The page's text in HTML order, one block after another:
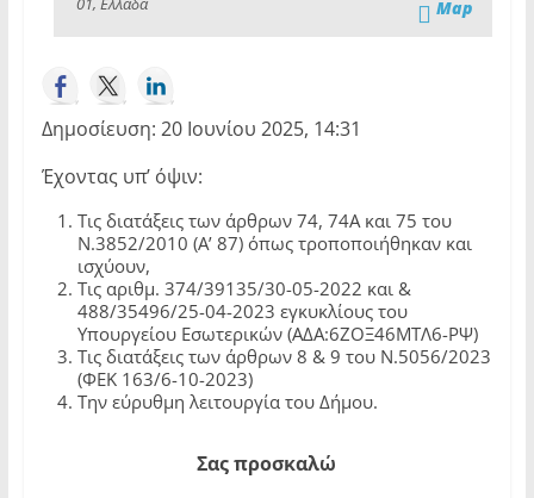
Map
Δημοσίευση: 20 Ιουνίου 2025, 14:31
Έχοντας υπ’ όψιν:
Τις διατάξεις των άρθρων 74, 74Α και 75 του
Ν.3852/2010 (Α’ 87) όπως τροποποιήθηκαν και
ισχύουν,
Τις αριθμ. 374/39135/30-05-2022 και &
488/35496/25-04-2023 εγκυκλίους του
Υπουργείου Εσωτερικών (ΑΔΑ:6ΖΟΞ46ΜΤΛ6-ΡΨ)
Τις διατάξεις των άρθρων 8 & 9 του Ν.5056/2023
(ΦΕΚ 163/6-10-2023)
Την εύρυθμη λειτουργία του Δήμου.
Σας προσκαλώ